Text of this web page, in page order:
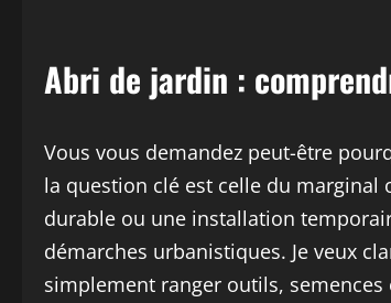
Abri de jardin :
Vous vous demandez peut-être
la question clé est celle du marginal
durable ou une installation
démarches urbanistiques. Je veux
simplement ranger outils,